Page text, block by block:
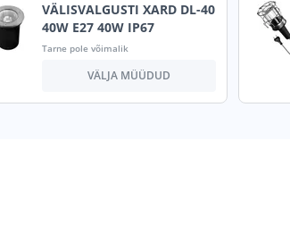
VÄLISVALGUSTI XARD DL-40
40W E27 40W IP67
Tarne pole võimalik
VÄLJA MÜÜDUD